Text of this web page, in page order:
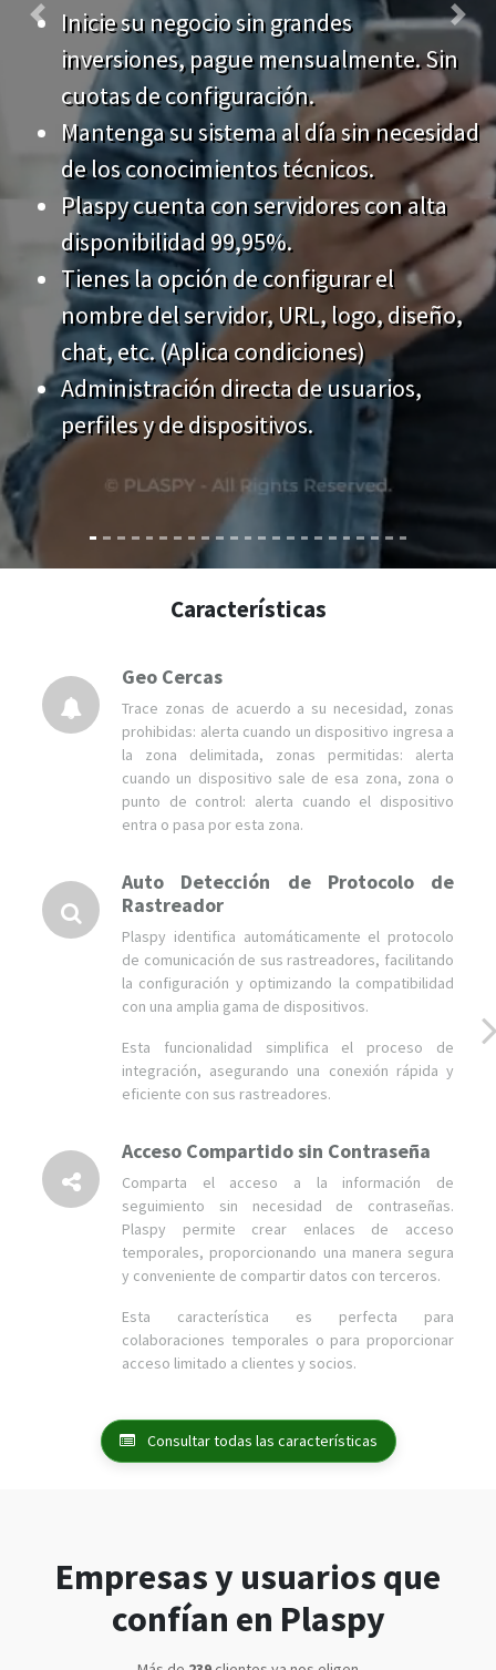
cuotas de configuración.
Mantenga su sistema al día sin necesidad
de los conocimientos técnicos.
Plaspy cuenta con servidores con alta
disponibilidad 99,95%.
Tienes la opción de configurar el
nombre del servidor, URL, logo, diseño,
chat, etc. (Aplica condiciones)
Administración directa de usuarios,
perfiles y de dispositivos.
Características
Trace zonas de acuerdo a su necesidad, zonas
la zona delimitada, zonas permitidas: alerta
punto de control: alerta cuando el dispositivo
entra o pasa por esta zona.
Auto Detección de Protocolo de
Rastreador
de comunicación de sus rastreadores, facilitando
la configuración y optimizando la compatibilidad
Esta funcionalidad simplifica el proceso de
integración, asegurando una conexión rápida y
eficiente con sus rastreadores.
Acceso Compartido sin Contraseña
Comparta el acceso a la información de
Plaspy permite crear enlaces de acceso
temporales, proporcionando una manera segura
y conveniente de compartir datos con terceros.
Esta característica es perfecta para
colaboraciones temporales o para proporcionar
acceso limitado a clientes y socios.
Consultar todas las características
Más de302 clientes ya nos eligen